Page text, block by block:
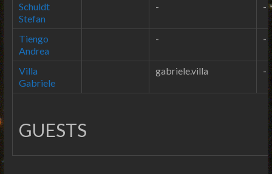
Schuldt
Stefan
- -
Tiengo
Andrea
- -
Villa
Gabriele
gabriele.villa -
GUESTS